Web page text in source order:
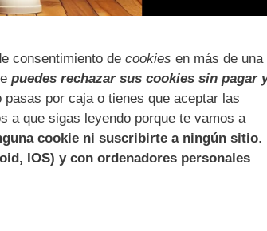
consentimiento de cookies en más de una
puedes rechazar sus cookies sin pagar
por caja o tienes que aceptar las
a que sigas leyendo porque te vamos a
cookie ni suscribirte a ningún sitio.
IOS) y con ordenadores personales